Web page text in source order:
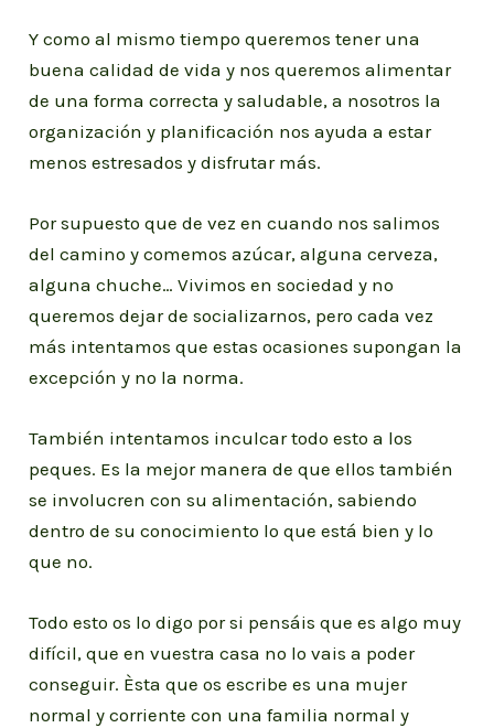
Y como al mismo tiempo queremos tener una
buena calidad de vida y nos queremos alimentar
de una forma correcta y saludable, a nosotros la
organización y planificación nos ayuda a estar
menos estresados y disfrutar más.
Por supuesto que de vez en cuando nos salimos
del camino y comemos azúcar, alguna cerveza,
alguna chuche… Vivimos en sociedad y no
queremos dejar de socializarnos, pero cada vez
más intentamos que estas ocasiones supongan la
excepción y no la norma.
También intentamos inculcar todo esto a los
peques. Es la mejor manera de que ellos también
se involucren con su alimentación, sabiendo
dentro de su conocimiento lo que está bien y lo
que no.
Todo esto os lo digo por si pensáis que es algo muy
difícil, que en vuestra casa no lo vais a poder
conseguir. Èsta que os escribe es una mujer
normal y corriente con una familia normal y